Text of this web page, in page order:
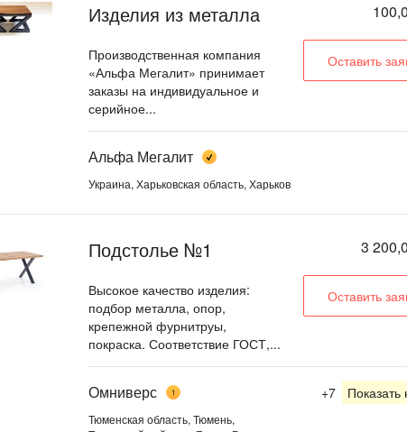
Изделия из металла
Производственная компания
«Альфа Мегалит» принимает
заказы на индивидуальное и
серийное...
Оставить
Альфа Мегалит
Украина, Харьковская область, Харьков
Подстолье №1
Высокое качество изделия:
подбор металла, опор,
крепежной фурнитруы,
покраска. Соответствие ГОСТ,...
3
Оставить
Омниверс 1
Тюменская область, Тюмень,
+7